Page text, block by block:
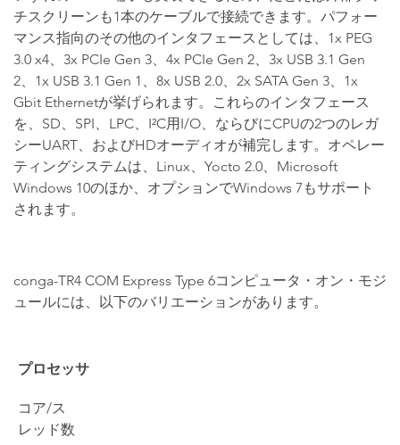
チスクリーンも1本のケーブルで接続できます。パフォー
マンス指向のその他のインタフェースとしては、1x PEG
3.0 x4、3x PCIe Gen 3、4x PCIe Gen 2、3x USB 3.1 Gen
2、1x USB 3.1 Gen 1、8x USB 2.0、2x SATA Gen 3、1x
Gbit Ethernetが挙げられます。これらのインタフェース
を、SD、SPI、LPC、I²C用I/O、ならびにCPUの2つのレガ
シーUART、およびHDオーディオが補完します。オペレー
ティングシステムは、Linux、Yocto 2.0、Microsoft
Windows 10のほか、オプションでWindows 7もサポート
されます。
conga-TR4 COM Express Type 6コンピュータ・オン・モジ
ュールには、以下のバリエーションがあります。
プロセッサ
コア/ス
レッド数